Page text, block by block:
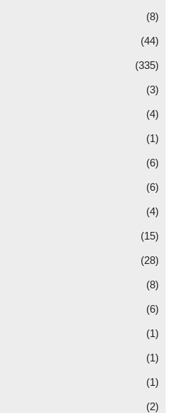
(8)
(44)
(335)
(3)
(4)
(1)
(6)
(6)
(4)
(15)
(28)
(8)
(6)
(1)
(1)
(1)
(2)